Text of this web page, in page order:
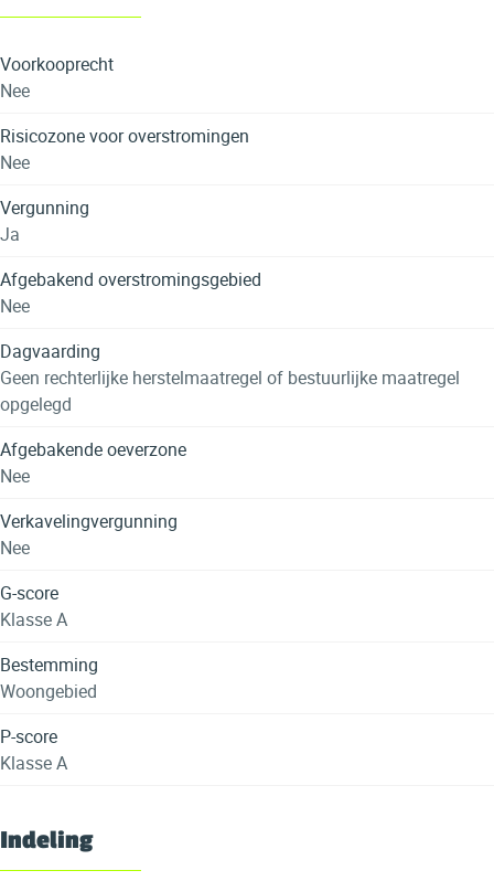
Voorkooprecht
Nee
Risicozone voor overstromingen
Nee
Vergunning
Ja
Afgebakend overstromingsgebied
Nee
Dagvaarding
Geen rechterlijke herstelmaatregel of bestuurlijke maatregel
opgelegd
Afgebakende oeverzone
Nee
Verkavelingvergunning
Nee
G-score
Klasse A
Bestemming
Woongebied
P-score
Klasse A
Indeling